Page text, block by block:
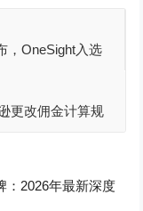
，OneSight入选
更改佣金计算规
：2026年最新深度